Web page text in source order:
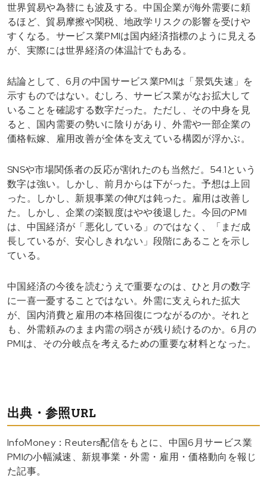
世界貿易や為替にも波及する。中国企業が海外需要に頼
るほど、貿易摩擦や関税、地政学リスクの影響を受けや
すくなる。サービス業PMIは国内経済指標のように見える
が、実際には世界経済の体温計でもある。
結論として、6月の中国サービス業PMIは「景気失速」を
示すものではない。むしろ、サービス業がなお拡大して
いることを確認する数字だった。ただし、その中身を見
ると、国内需要の勢いに陰りがあり、外需や一部企業の
価格転嫁、雇用改善が全体を支えている構図が浮かぶ。
SNSや市場関係者の反応が割れたのも当然だ。54.1という
数字は強い。しかし、前月からは下がった。予想は上回
った。しかし、新規事業の伸びは鈍った。雇用は改善し
た。しかし、企業の楽観度はやや後退した。今回のPMI
は、中国経済が「悪化している」のではなく、「まだ成
長しているが、安心しきれない」段階にあることを示し
ている。
中国経済の今後を読むうえで重要なのは、ひと月の数字
に一喜一憂することではない。外需に支えられた拡大
が、国内消費と雇用の本格回復につながるのか。それと
も、外需頼みのまま内需の弱さが残り続けるのか。6月の
PMIは、その分岐点を考えるための重要な材料となった。
出典・参照URL
InfoMoney：Reuters配信をもとに、中国6月サービス業
PMIの小幅減速、新規事業・外需・雇用・価格動向を報じ
た記事。